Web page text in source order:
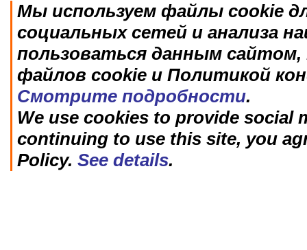
Мы используем файлы cookie
социальных сетей и анализа
пользоваться данным
файлов cookie и Политикой
Смотрите подробности.
We use cookies to provide social
continuing to use this site, you
Policy. See details.